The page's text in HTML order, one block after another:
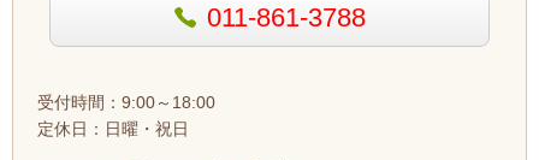
011-861-3788
受付時間：9:00～18:00
定休日：日曜・祝日